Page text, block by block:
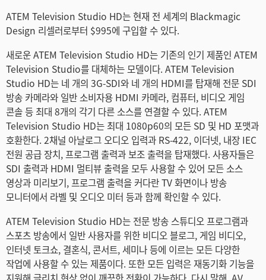
Mexico
Malaysia
Netherlands
New Zealand
Norway
Poland
Portugal
Singapore
South Africa
Spain
Sweden
ATEM Television Studio HD는 현재 전 세계의 Blackmagic
Design 리셀러로부터 $995에 구입할 수 있다.
새로운 ATEM Television Studio HD는 기존의 인기 제품인 ATEM
Television Studio를 대체하는 모델이다. ATEM Television
Studio HD는 네 개의 3G-SDI와 네 개의 HDMI를 탑재해 전문 SDI
방송 카메라와 일반 소비자용 HDMI 카메라, 컴퓨터, 비디오 게임
콘솔 등 최대 8개의 각기 다른 소스를 연결할 수 있다. ATEM
Television Studio HD는 최대 1080p60의 모든 SD 및 HD 포맷과
호환한다. 2채널 아날로그 오디오 입력과 RS-422, 이더넷, 내장 IEC
전원 공급 장치, 프로그램 출력과 보조 출력을 탑재했다. 사용자들은
SDI 출력과 HDMI 멀티뷰 출력을 모두 사용할 수 있어 모든 소스
영상과 미리보기, 프로그램 출력을 커다란 TV 화면이나 방송
모니터에서 라벨 및 오디오 미터 등과 함께 확인할 수 있다.
ATEM Television Studio HD는 전문 방송 스튜디오 프로그램과
스포츠 방송에서 일반 사용자를 위한 비디오 블로그, 게임 비디오,
인터넷 토크쇼, 결혼식, 콘서트, 세미나 등에 이르는 모든 다양한
작업에 사용할 수 있는 제품이다. 또한 모든 입력은 재동기화 기능을